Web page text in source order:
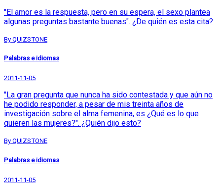
"El amor es la respuesta, pero en su espera, el sexo plantea
algunas preguntas bastante buenas". ¿De quién es esta cita?
By QUIZSTONE
Palabras e idiomas
2011-11-05
"La gran pregunta que nunca ha sido contestada y que aún no
he podido responder, a pesar de mis treinta años de
investigación sobre el alma femenina, es ¿Qué es lo que
quieren las mujeres?". ¿Quién dijo esto?
By QUIZSTONE
Palabras e idiomas
2011-11-05